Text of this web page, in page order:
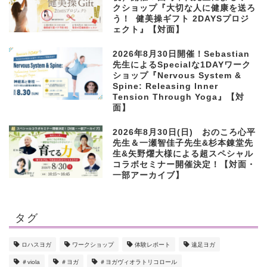
クショップ『大切な人に健康を送ろ
う！ 健美操ギフト 2DAYSプロジ
ェクト』【対面】
2026年8月30日開催！Sebastian
先生によるSpecialな1DAYワーク
ショップ『Nervous System &
Spine: Releasing Inner
Tension Through Yoga』【対
面】
2026年8月30日(日) おのころ心平
先生＆一瀬智佳子先生&杉本錬堂先
生&矢野燿大様による超スペシャル
コラボセミナー開催決定！【対面・
一部アーカイブ】
タグ
ロハスヨガ ワークショップ 体験レポート 遠足ヨガ
＃viola ＃ヨガ ＃ヨガヴィオラトリコロール